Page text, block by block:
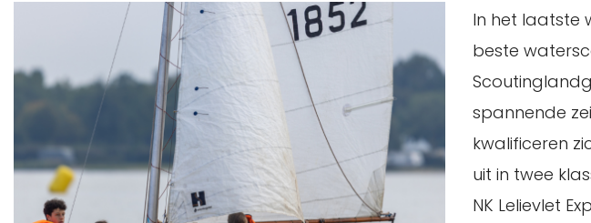
In het laatste
beste
spannende
kwalificeren
uit in twee
NK Lelievlet